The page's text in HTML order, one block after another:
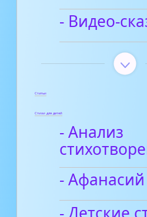
- Видео-
Статьи
Стихи для детей
- Анализ
-
- Детские